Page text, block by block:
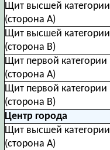
Щит высшей категории
(сторона А)
Щит высшей категории
(сторона В)
Щит первой категории
(сторона А)
Щит первой категории
(сторона В)
Центр города
Щит высшей категории
(сторона А)